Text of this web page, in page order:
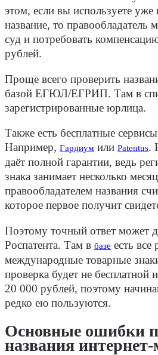
этом, если вы используете уже
название, то правообладатель
суд и потребовать
рублей.
Проще всего проверить
базой ЕГЮЛ/ЕГРИП. Там в
зарегистрированные юрлица.
Также есть бесплатные
Например, Гардиум или Patentus.
даёт полной гарантии, ведь
знака занимает несколько
правообладателем названия
которое первое получит
Поэтому точный ответ может
Роспатента. Там в базе есть все
международные товарные
проверка будет не бесплатной
20 000 рублей, поэтому
редко ею пользуются.
Основные ошибки
названия